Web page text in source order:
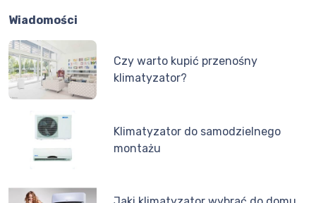
Wiadomości
Czy warto kupić przenośny
klimatyzator?
Klimatyzator do samodzielnego
montażu